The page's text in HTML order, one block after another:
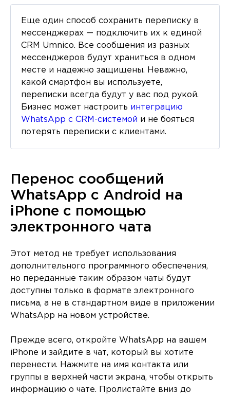
Еще один способ сохранить переписку в
мессенджерах — подключить их к единой
CRM Umnico. Все сообщения из разных
мессенджеров будут храниться в одном
месте и надежно защищены. Неважно,
какой смартфон вы используете,
переписки всегда будут у вас под рукой.
Бизнес может настроить интеграцию
WhatsApp с CRM-системой и не бояться
потерять переписки с клиентами.
Перенос сообщений
WhatsApp с Android на
iPhone с помощью
электронного чата
Этот метод не требует использования
дополнительного программного обеспечения,
но переданные таким образом чаты будут
доступны только в формате электронного
письма, а не в стандартном виде в приложении
WhatsApp на новом устройстве.
Прежде всего, откройте WhatsApp на вашем
iPhone и зайдите в чат, который вы хотите
перенести. Нажмите на имя контакта или
группы в верхней части экрана, чтобы открыть
информацию о чате. Пролистайте вниз до